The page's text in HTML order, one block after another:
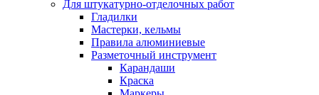
Для штукатурно-отделочных работ
Гладилки
Мастерки, кельмы
Правила алюминиевые
Разметочный инструмент
Карандаши
Краска